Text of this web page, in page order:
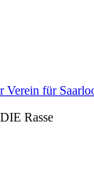
Verein für
Rasse